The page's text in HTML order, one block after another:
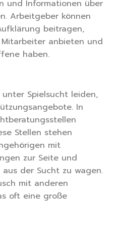
und Informationen über
Arbeitgeber können
beitragen,
anbieten und
haben.
Spielsucht leiden,
In
Stellen stehen
mit
zur Seite und
der Sucht zu wagen.
mit anderen
oft eine große